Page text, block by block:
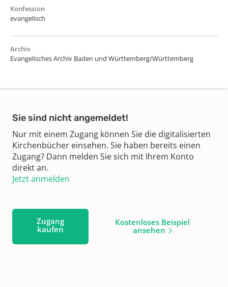
Konfession
evangelisch
Archiv
Evangelisches Archiv Baden und Württemberg/Württemberg
Sie sind nicht angemeldet!
Nur mit einem Zugang können Sie die digitalisierten
Kirchenbücher einsehen. Sie haben bereits einen
Zugang? Dann melden Sie sich mit Ihrem Konto
direkt an.
Jetzt anmelden
Zugang
kaufen
Kostenloses Beispiel
ansehen